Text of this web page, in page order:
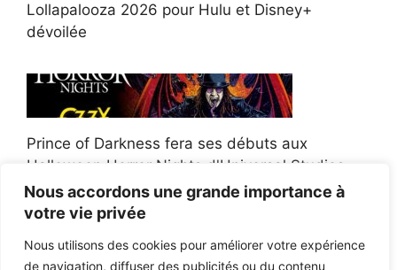
Nous accordons une grande importance à
votre vie privée
Nous utilisons des cookies pour améliorer votre expérience
de navigation, diffuser des publicités ou du contenu
Lollapalooza 2026 pour Hulu et Disney+
dévoilée
Prince of Darkness fera ses débuts aux
Halloween Horror Nights d'Universal Studios